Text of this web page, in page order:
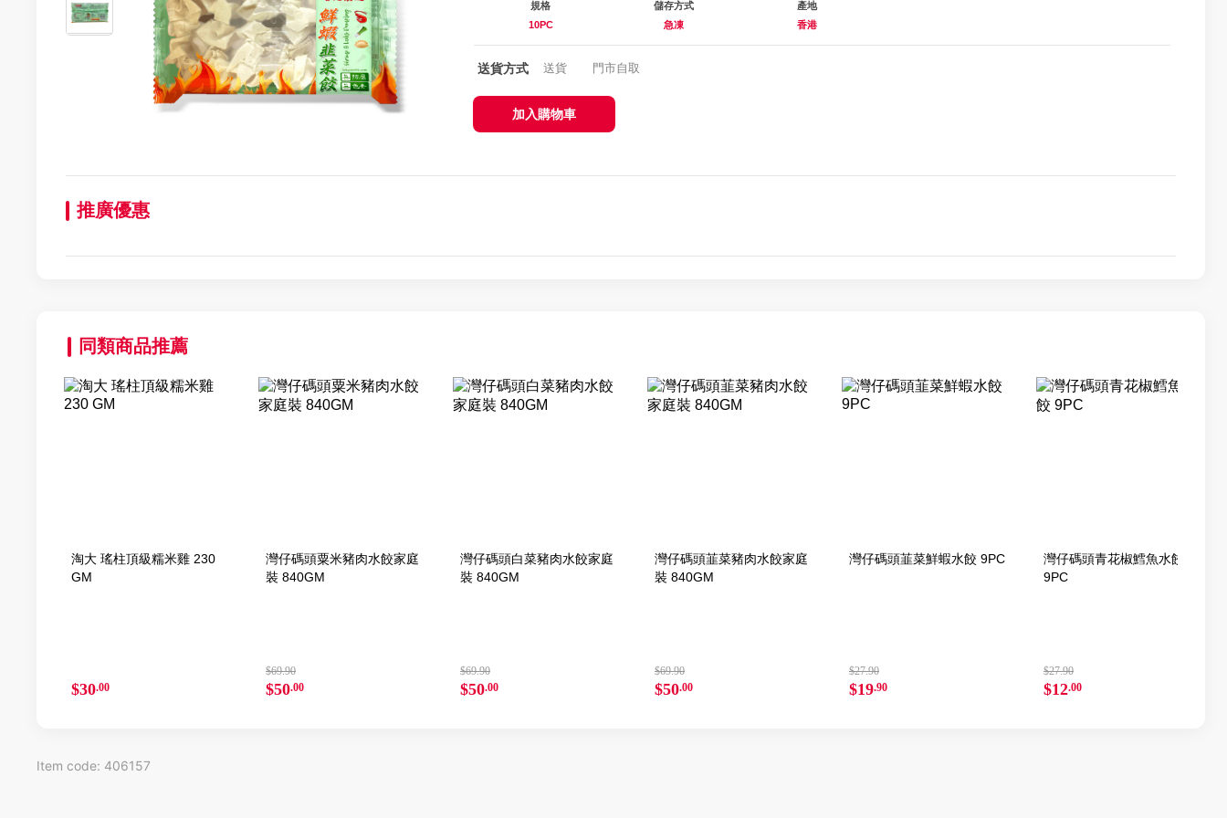
規格
10PC
儲存方式
急凍
產地
香港
送貨方式 送貨 門市自取
加入購物車
推廣優惠
同類商品推薦
淘大 瑤柱頂級糯米雞 230
GM
$30.00
灣仔碼頭粟米豬肉水餃家庭
裝 840GM
$69.90
$50.00
灣仔碼頭白菜豬肉水餃家庭
裝 840GM
$69.90
$50.00
灣仔碼頭韮菜豬肉水餃家庭
裝 840GM
$69.90
$50.00
灣仔碼頭韮菜鮮蝦水餃 9PC
$27.90
$19.90
灣仔碼頭青花椒鱈魚水餃
9PC
$27.90
$12.00
Item code: 406157